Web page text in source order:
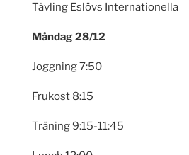
Tävling Eslövs Internationella
Måndag 28/12
Joggning 7:50
Frukost 8:15
Träning 9:15-11:45